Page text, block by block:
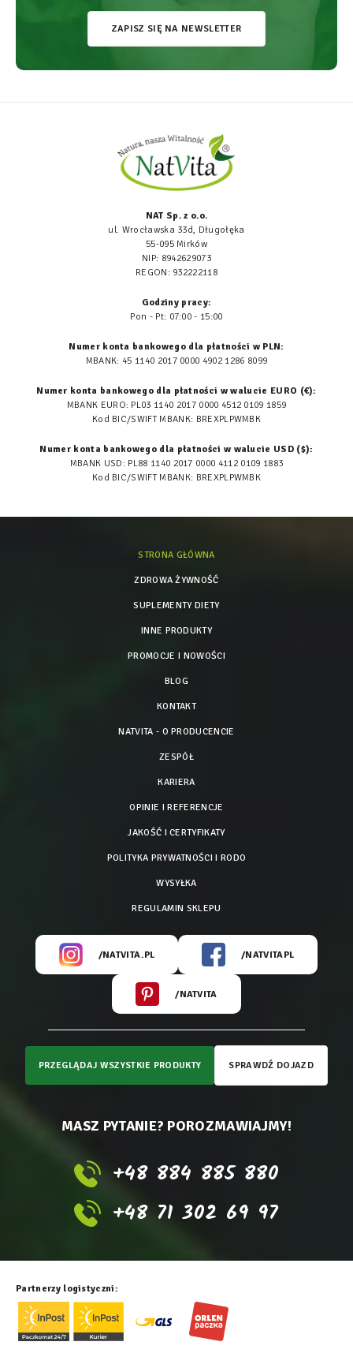
ZAPISZ SIĘ NA NEWSLETTER
NAT Sp. z o.o.
ul. Wrocławska 33d, Długołęka
55-095 Mirków
NIP: 8942629073
REGON: 932222118
Godziny pracy:
Pon - Pt: 07:00 - 15:00
Numer konta bankowego dla płatności w PLN:
MBANK: 45 1140 2017 0000 4902 1286 8099
Numer konta bankowego dla płatności w walucie EURO (€):
MBANK EURO: PL03 1140 2017 0000 4512 0109 1859
Kod BIC/SWIFT MBANK: BREXPLPWMBK
Numer konta bankowego dla płatności w walucie USD ($):
MBANK USD: PL88 1140 2017 0000 4112 0109 1883
Kod BIC/SWIFT MBANK: BREXPLPWMBK
STRONA GŁÓWNA
ZDROWA ŻYWNOŚĆ
SUPLEMENTY DIETY
INNE PRODUKTY
PROMOCJE I NOWOŚCI
BLOG
KONTAKT
NATVITA - O PRODUCENCIE
ZESPÓŁ
KARIERA
OPINIE I REFERENCJE
JAKOŚĆ I CERTYFIKATY
POLITYKA PRYWATNOŚCI I RODO
WYSYŁKA
REGULAMIN SKLEPU
/NATVITA.PL /NATVITAPL
/NATVITA
PRZEGLĄDAJ WSZYSTKIE PRODUKTY SPRAWDŹ DOJAZD
MASZ PYTANIE? POROZMAWIAJMY!
+48 884 885 880
+48 71 302 69 97
Partnerzy logistyczni: